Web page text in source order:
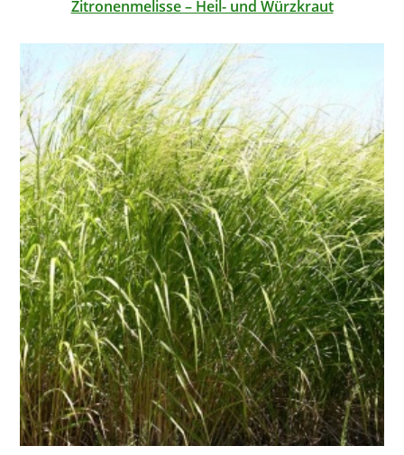
Zitronenmelisse – Heil- und Würzkraut